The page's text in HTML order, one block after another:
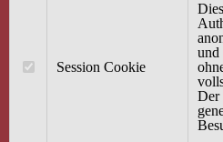
40 Jahre Mütterzentrum
Session Cookie
und
Der